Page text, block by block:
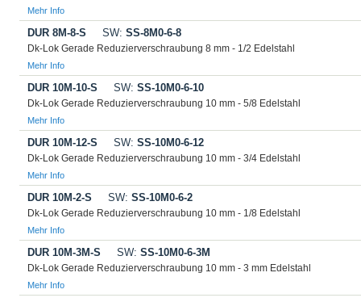
Mehr Info
DUR 8M-8-S SW: SS-8M0-6-8
Dk-Lok Gerade Reduzierverschraubung 8 mm - 1/2 Edelstahl
Mehr Info
DUR 10M-10-S SW: SS-10M0-6-10
Dk-Lok Gerade Reduzierverschraubung 10 mm - 5/8 Edelstahl
Mehr Info
DUR 10M-12-S SW: SS-10M0-6-12
Dk-Lok Gerade Reduzierverschraubung 10 mm - 3/4 Edelstahl
Mehr Info
DUR 10M-2-S SW: SS-10M0-6-2
Dk-Lok Gerade Reduzierverschraubung 10 mm - 1/8 Edelstahl
Mehr Info
DUR 10M-3M-S SW: SS-10M0-6-3M
Dk-Lok Gerade Reduzierverschraubung 10 mm - 3 mm Edelstahl
Mehr Info